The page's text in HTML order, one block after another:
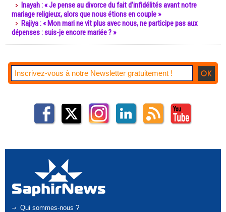
Inayah : « Je pense au divorce du fait d’infidélités avant notre
mariage religieux, alors que nous étions en couple »
Rajiya : « Mon mari ne vit plus avec nous, ne participe pas aux
dépenses : suis-je encore mariée ? »
Qui sommes-nous ?